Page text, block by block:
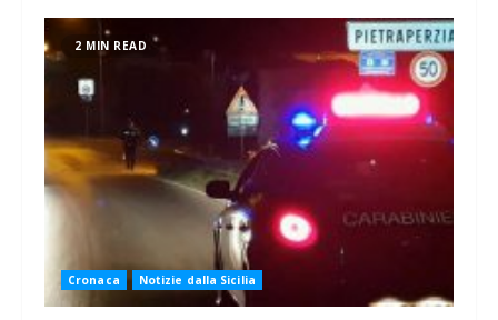
2 MIN READ
Cronaca Notizie dalla Sicilia